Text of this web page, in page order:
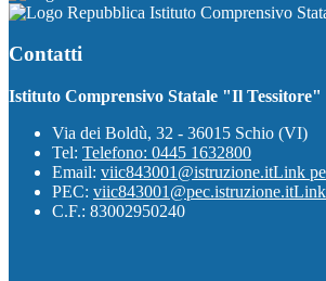
Istituto Comprensivo
Contatti
Istituto Comprensivo Statale "Il Tessitore"
Via dei Boldù, 32 - 36015 Schio (VI)
Tel: Telefono: 0445 1632800
Email: viic843001@istruzione.itLink
PEC: viic843001@pec.istruzione.itLink
C.F.: 83002950240